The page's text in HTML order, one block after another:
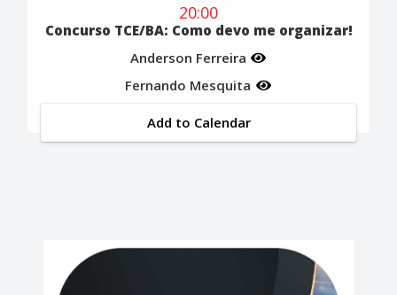
20:00
Concurso TCE/BA: Como devo me organizar!
Anderson Ferreira
Fernando Mesquita
Add to Calendar